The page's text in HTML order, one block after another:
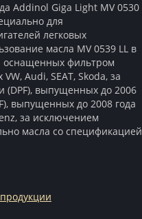
Addinol Giga Light MV 0530
для
легковых
масла MV 0539 LL в
оснащенных фильтром
Audi, SEAT, Skoda, за
(DPF), выпущенных до 2006
выпущенных до 2008 года
за исключением
масла со спецификацией